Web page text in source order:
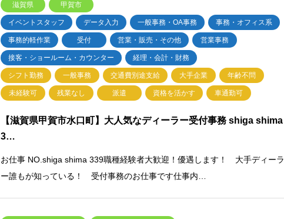
滋賀県 甲賀市
イベントスタッフ データ入力 一般事務・OA事務 事務・オフィス系
事務的軽作業 受付 営業・販売・その他 営業事務
接客・ショールーム・カウンター 経理・会計・財務
シフト勤務 一般事務 交通費別途支給 大手企業 年齢不問
未経験可 残業なし 派遣 資格を活かす 車通勤可
【滋賀県甲賀市水口町】大人気なディーラー受付事務 shiga shima
3…
お仕事 NO.shiga shima 339職種経験者大歓迎！優遇します！ 大手ディーラ
ー誰もが知っている！ 受付事務のお仕事です仕事内…